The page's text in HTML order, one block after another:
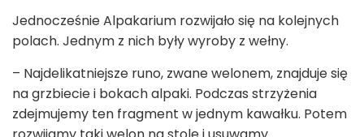
Jednocześnie Alpakarium rozwijało się na kolejnych
polach. Jednym z nich były wyroby z wełny.
– Najdelikatniejsze runo, zwane welonem, znajduje się
na grzbiecie i bokach alpaki. Podczas strzyżenia
zdejmujemy ten fragment w jednym kawałku. Potem